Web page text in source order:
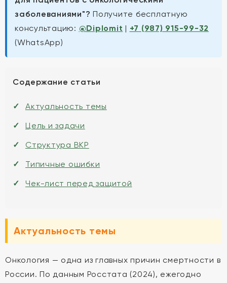
заболеваниями"? Получите бесплатную
консультацию: @Diplomit | +7 (987) 915-99-32
(WhatsApp)
Содержание статьи
Актуальность темы
Цель и задачи
Структура ВКР
Типичные ошибки
Чек-лист перед защитой
Актуальность темы
Онкология — одна из главных причин смертности в
России. По данным Росстата (2024), ежегодно